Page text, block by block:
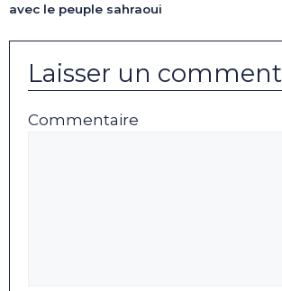
avec le peuple sahraoui
Laisser un
Commentaire